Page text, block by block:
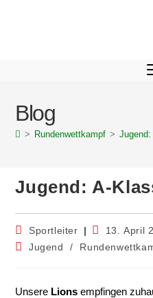
Blog
> Rundenwettkampf >
Jugend: A-
Sportleiter
13. April
Jugend
/
Unsere Lions empfingen